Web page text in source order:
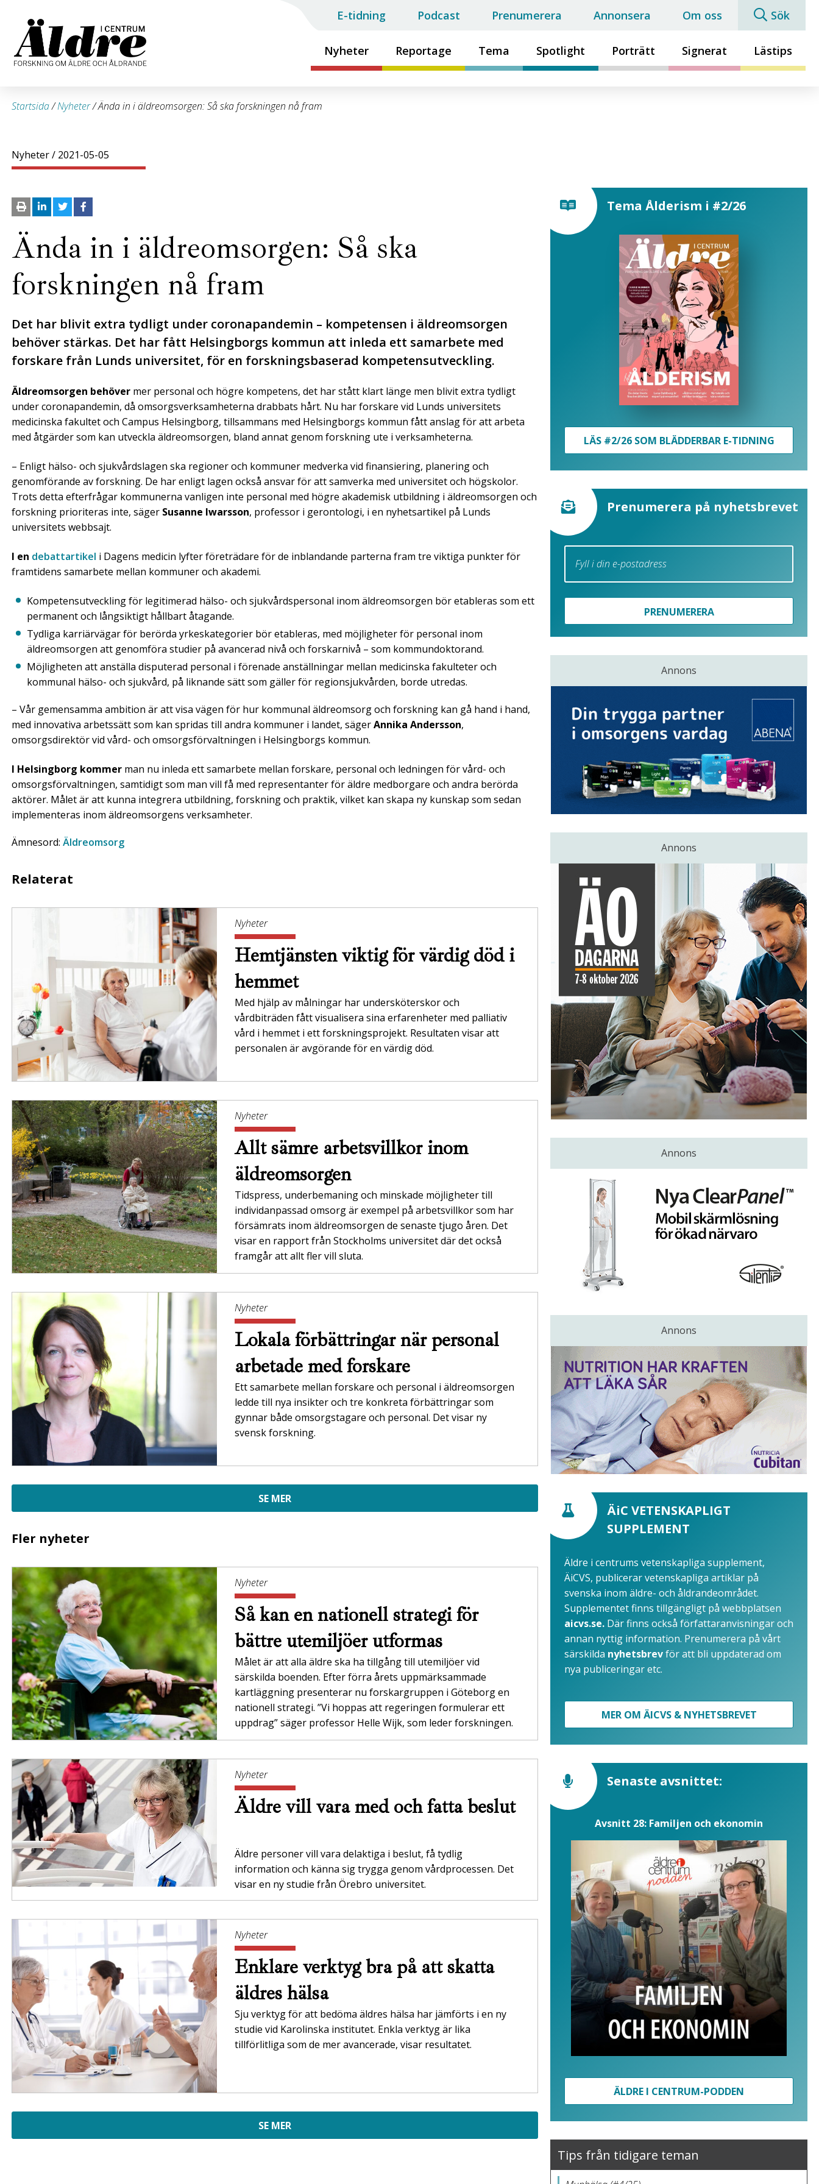
Nyheter Reportage Tema Spotlight Porträtt Signerat Lästips
E-tidning Podcast Prenumerera Annonsera Om oss Sök
Startsida/Nyheter/Ända in i äldreomsorgen: Så ska forskningen nå fram
Nyheter/ 2021-05-05
Ända in i äldreomsorgen: Så ska
forskningen nå fram
Det har blivit extra tydligt under coronapandemin – kompetensen i äldreomsorgen
behöver stärkas. Det har fått Helsingborgs kommun att inleda ett samarbete med
forskare från Lunds universitet, för en forskningsbaserad kompetensutveckling.
Äldreomsorgen behöver mer personal och högre kompetens, det har stått klart länge men blivit extra tydligt
under coronapandemin, då omsorgsverksamheterna drabbats hårt. Nu har forskare vid Lunds universitets
medicinska fakultet och Campus Helsingborg, tillsammans med Helsingborgs kommun fått anslag för att arbeta
med åtgärder som kan utveckla äldreomsorgen, bland annat genom forskning ute i verksamheterna.
– Enligt hälso- och sjukvårdslagen ska regioner och kommuner medverka vid finansiering, planering och
genomförande av forskning. De har enligt lagen också ansvar för att samverka med universitet och högskolor.
Trots detta efterfrågar kommunerna vanligen inte personal med högre akademisk utbildning i äldreomsorgen och
forskning prioriteras inte, säger Susanne Iwarsson, professor i gerontologi, i en nyhetsartikel på Lunds
universitets webbsajt.
I en debattartikel i Dagens medicin lyfter företrädare för de inblandande parterna fram tre viktiga punkter för
framtidens samarbete mellan kommuner och akademi.
Kompetensutveckling för legitimerad hälso- och sjukvårdspersonal inom äldreomsorgen bör etableras som ett
permanent och långsiktigt hållbart åtagande.
Tydliga karriärvägar för berörda yrkeskategorier bör etableras, med möjligheter för personal inom
äldreomsorgen att genomföra studier på avancerad nivå och forskarnivå – som kommundoktorand.
Möjligheten att anställa disputerad personal i förenade anställningar mellan medicinska fakulteter och
kommunal hälso- och sjukvård, på liknande sätt som gäller för regionsjukvården, borde utredas.
– Vår gemensamma ambition är att visa vägen för hur kommunal äldreomsorg och forskning kan gå hand i hand,
med innovativa arbetssätt som kan spridas till andra kommuner i landet, sägerAnnika Andersson,
omsorgsdirektör vid vård- och omsorgsförvaltningen i Helsingborgs kommun.
I Helsingborg kommer man nu inleda ett samarbete mellan forskare, personal och ledningen för vård- och
omsorgsförvaltningen, samtidigt som man vill få med representanter för äldre medborgare och andra berörda
aktörer. Målet är att kunna integrera utbildning, forskning och praktik, vilket kan skapa ny kunskap som sedan
implementeras inom äldreomsorgens verksamheter.
Ämnesord: Äldreomsorg
Relaterat
Nyheter
Hemtjänsten viktig för värdig död i
hemmet
Med hjälp av målningar har undersköterskor och
vårdbiträden fått visualisera sina erfarenheter med palliativ
vård i hemmet i ett forskningsprojekt. Resultaten visar att
personalen är avgörande för en värdig död.
Nyheter
Allt sämre arbetsvillkor inom
äldreomsorgen
Tidspress, underbemaning och minskade möjligheter till
individanpassad omsorg är exempel på arbetsvillkor som har
försämrats inom äldreomsorgen de senaste tjugo åren. Det
visar en rapport från Stockholms universitet där det också
framgår att allt fler vill sluta.
Nyheter
Lokala förbättringar när personal
arbetade med forskare
Ett samarbete mellan forskare och personal i äldreomsorgen
ledde till nya insikter och tre konkreta förbättringar som
gynnar både omsorgstagare och personal. Det visar ny
svensk forskning.
SE MER
Fler nyheter
Nyheter
Så kan en nationell strategi för
bättre utemiljöer utformas
Målet är att alla äldre ska ha tillgång till utemiljöer vid
särskilda boenden. Efter förra årets uppmärksammade
kartläggning presenterar nu forskargruppen i Göteborg en
nationell strategi. ”Vi hoppas att regeringen formulerar ett
uppdrag” säger professor Helle Wijk, som leder forskningen.
Nyheter
Äldre vill vara med och fatta beslut
Äldre personer vill vara delaktiga i beslut, få tydlig
information och känna sig trygga genom vårdprocessen. Det
visar en ny studie från Örebro universitet.
Nyheter
Enklare verktyg bra på att skatta
äldres hälsa
Sju verktyg för att bedöma äldres hälsa har jämförts i en ny
studie vid Karolinska institutet. Enkla verktyg är lika
tillförlitliga som de mer avancerade, visar resultatet.
SE MER
Tema Ålderism i #2/26
LÄS #2/26 SOM BLÄDDERBAR E-TIDNING
Prenumerera på nyhetsbrevet
PRENUMERERA
Annons
Annons
Annons
Annons
ÄiC VETENSKAPLIGT
SUPPLEMENT
Äldre i centrums vetenskapliga supplement,
ÄiCVS, publicerar vetenskapliga artiklar på
svenska inom äldre- och åldrandeområdet.
Supplementet finns tillgängligt på webbplatsen
aicvs.se. Där finns också författaranvisningar och
annan nyttig information. Prenumerera på vårt
särskilda nyhetsbrevför att bli uppdaterad om
nya publiceringar etc.
MER OM ÄICVS & NYHETSBREVET
Senaste avsnittet:
Avsnitt 28: Familjen och ekonomin
ÄLDRE I CENTRUM-PODDEN
Tips från tidigare teman